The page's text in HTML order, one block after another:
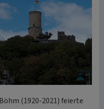
(1920-2021) feierte